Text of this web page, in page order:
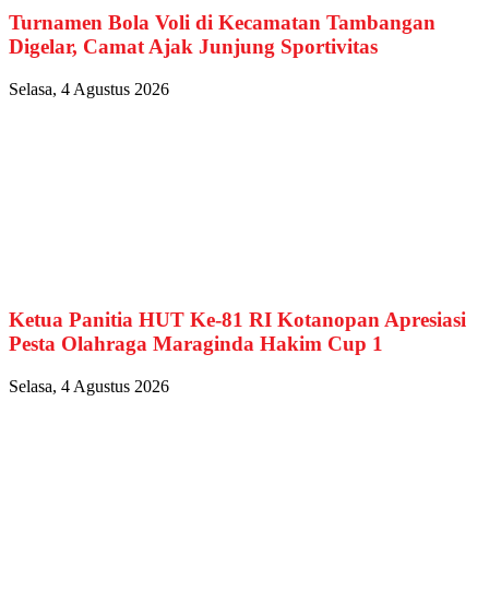
Turnamen Bola Voli di Kecamatan Tambangan
Digelar, Camat Ajak Junjung Sportivitas
Selasa, 4 Agustus 2026
Ketua Panitia HUT Ke-81 RI Kotanopan Apresiasi
Pesta Olahraga Maraginda Hakim Cup 1
Selasa, 4 Agustus 2026